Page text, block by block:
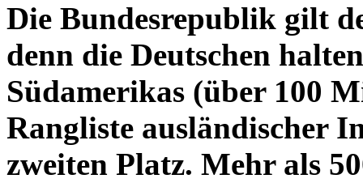
Die Bundesrepublik gilt
denn die Deutschen
Südamerikas (über 100
Rangliste ausländischer
zweiten Platz. Mehr als